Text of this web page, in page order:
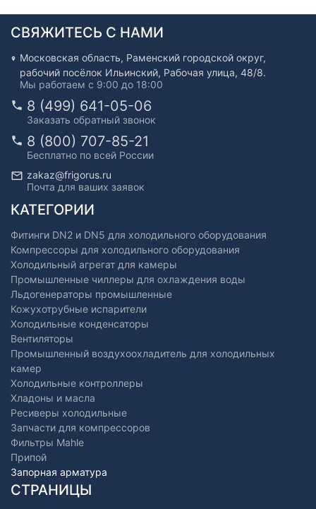
СВЯЖИТЕСЬ С НАМИ
Московская область, Раменский городской округ,
рабочий посёлок Ильинский, Рабочая улица, 48/8.
Мы работаем с 9:00 до 18:00
8 (499) 641-05-06
Заказать обратный звонок
8 (800) 707-85-21
Бесплатно по всей России
zakaz@frigorus.ru
Почта для ваших заявок
КАТЕГОРИИ
Фитинги DN2 и DN5 для холодильного оборудования
Компрессоры для холодильного оборудования
Холодильный агрегат для камеры
Промышленные чиллеры для охлаждения воды
Льдогенераторы промышленные
Кожухотрубные испарители
Холодильные конденсаторы
Вентиляторы
Промышленный воздухоохладитель для холодильных
камер
Холодильные контроллеры
Хладоны и масла
Ресиверы холодильные
Запчасти для компрессоров
Фильтры Mahle
Припой
Запорная арматура
СТРАНИЦЫ